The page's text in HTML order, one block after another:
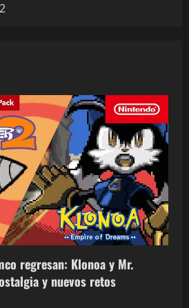
regresan: Klonoa y Mr.
y nuevos retos